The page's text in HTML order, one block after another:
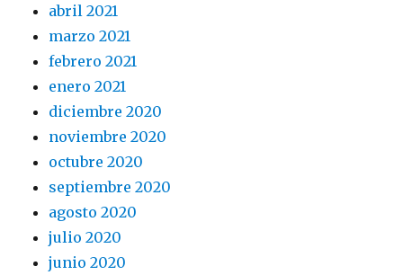
abril 2021
marzo 2021
febrero 2021
enero 2021
diciembre 2020
noviembre 2020
octubre 2020
septiembre 2020
agosto 2020
julio 2020
junio 2020